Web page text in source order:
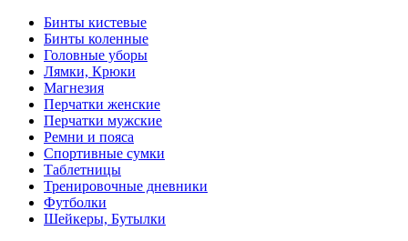
Бинты кистевые
Бинты коленные
Головные уборы
Лямки, Крюки
Магнезия
Перчатки женские
Перчатки мужские
Ремни и пояса
Спортивные сумки
Таблетницы
Тренировочные дневники
Футболки
Шейкеры, Бутылки